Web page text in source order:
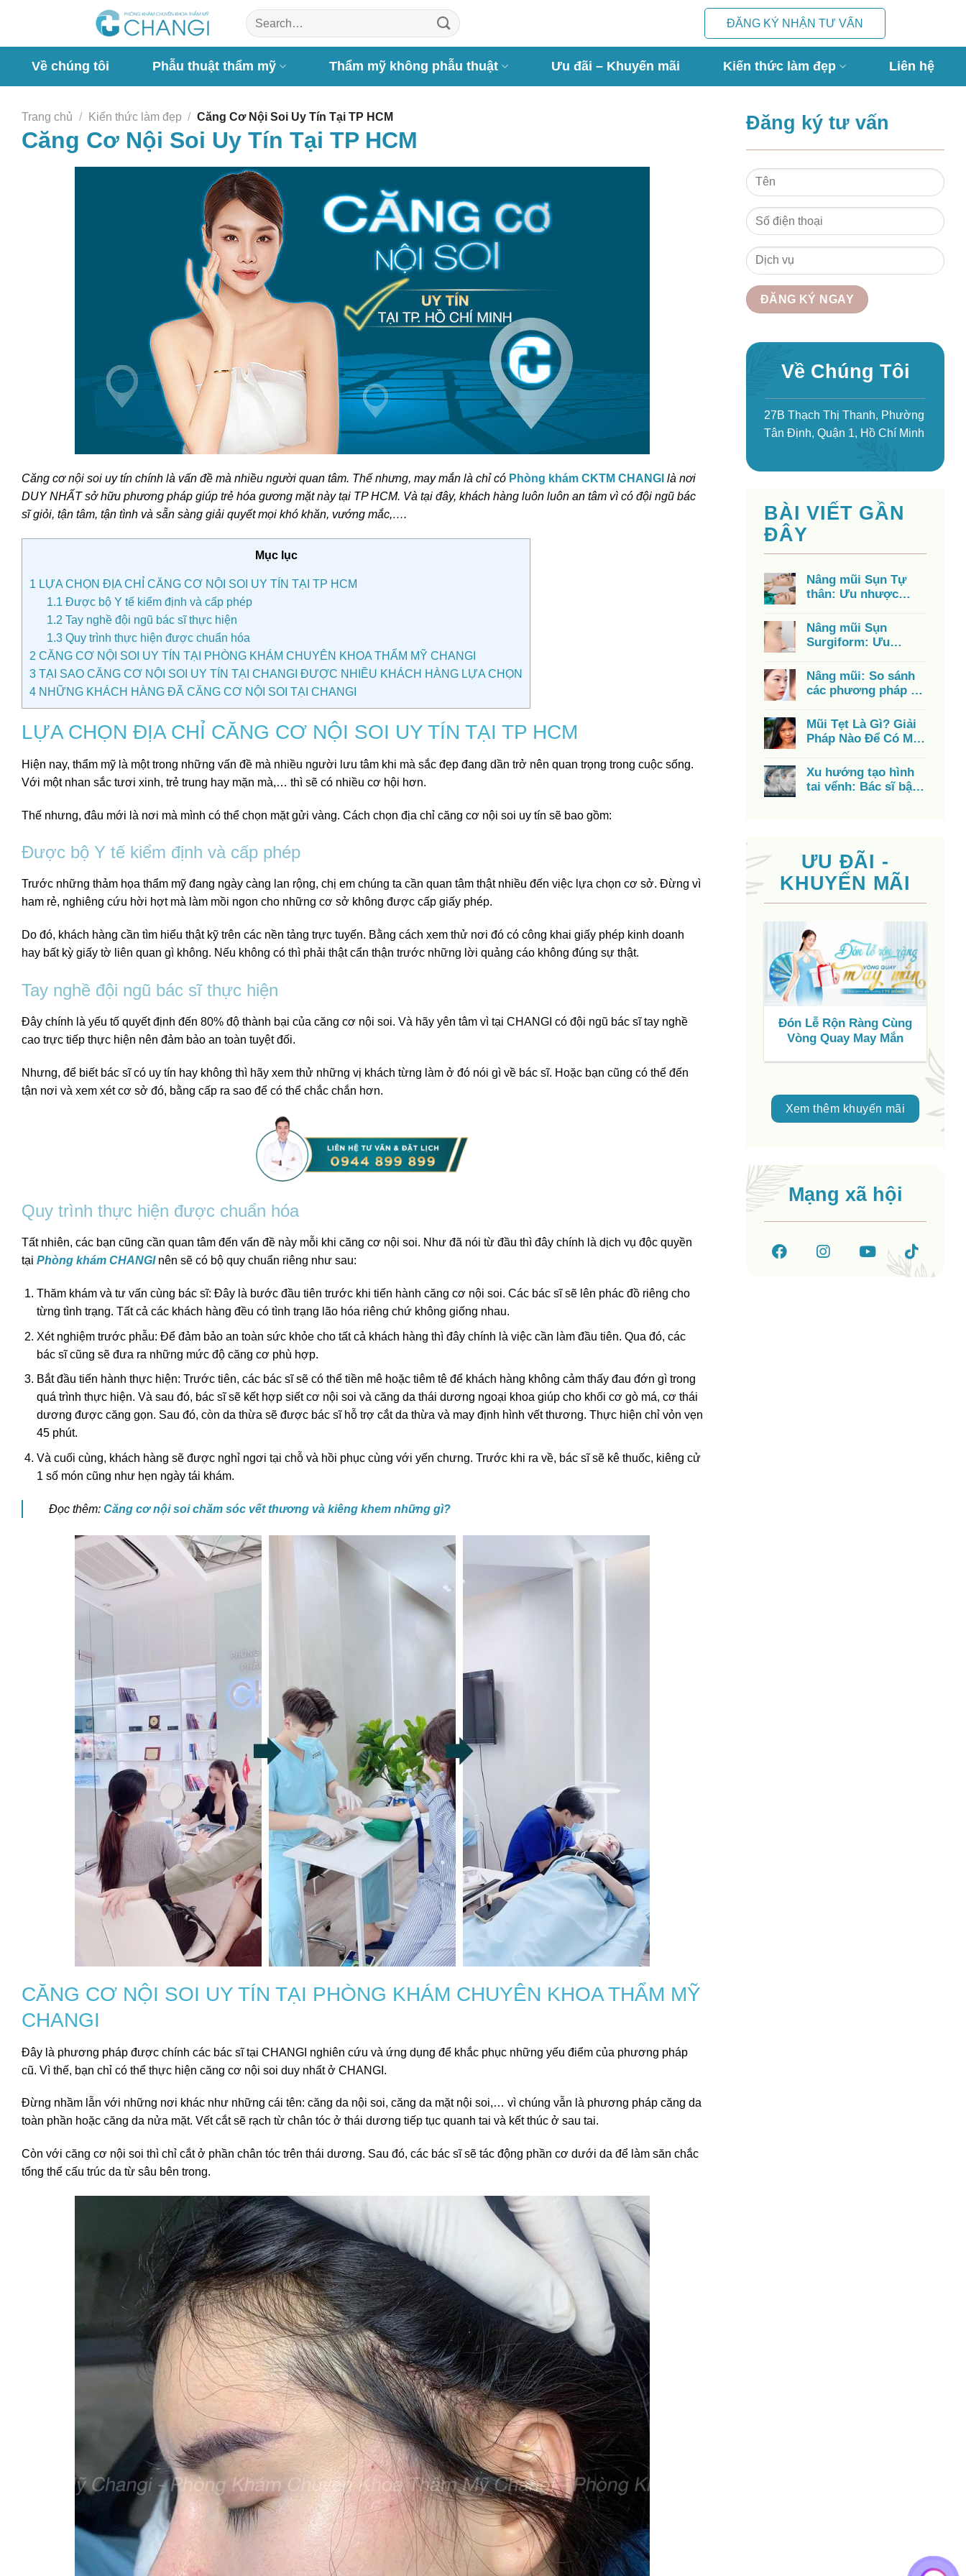
nội
ĐĂNG KÝ NHẬN TƯ VẤN
Về chúng tôi Phẫu thuật thẩm mỹ Thẩm mỹ không phẫu thuật Ưu đãi – Khuyến mãi Kiến thức làm đẹp Liên hệ
Trang chủ / Kiến thức làm đẹp / Căng Cơ Nội Soi Uy Tín Tại TP HCM
Căng Cơ Nội Soi Uy Tín Tại TP HCM
Căng cơ nội soi uy tín chính là vấn đề mà nhiều người quan tâm. Thế nhưng, may mắn là chỉ có Phòng khám CKTM CHANGI là nơi
DUY NHẤT sở hữu phương pháp giúp trẻ hóa gương mặt này tại TP HCM. Và tại đây, khách hàng luôn luôn an tâm vì có đội ngũ bác
sĩ giỏi, tận tâm, tận tình và sẵn sàng giải quyết mọi khó khăn, vướng mắc,….
Mục lục
1 LỰA CHỌN ĐỊA CHỈ CĂNG CƠ NỘI SOI UY TÍN TẠI TP HCM
1.1 Được bộ Y tế kiểm định và cấp phép
1.2 Tay nghề đội ngũ bác sĩ thực hiện
1.3 Quy trình thực hiện được chuẩn hóa
2 CĂNG CƠ NỘI SOI UY TÍN TẠI PHÒNG KHÁM CHUYÊN KHOA THẨM MỸ CHANGI
3 TẠI SAO CĂNG CƠ NỘI SOI UY TÍN TẠI CHANGI ĐƯỢC NHIỀU KHÁCH HÀNG LỰA CHỌN
4 NHỮNG KHÁCH HÀNG ĐÃ CĂNG CƠ NỘI SOI TẠI CHANGI
LỰA CHỌN ĐỊA CHỈ CĂNG CƠ NỘI SOI UY TÍN TẠI TP HCM
Hiện nay, thẩm mỹ là một trong những vấn đề mà nhiều người lưu tâm khi mà sắc đẹp đang dần trở nên quan trọng trong cuộc sống.
Với một nhan sắc tươi xinh, trẻ trung hay mặn mà,… thì sẽ có nhiều cơ hội hơn.
Thế nhưng, đâu mới là nơi mà mình có thể chọn mặt gửi vàng. Cách chọn địa chỉ căng cơ nội soi uy tín sẽ bao gồm:
Được bộ Y tế kiểm định và cấp phép
Trước những thảm họa thẩm mỹ đang ngày càng lan rộng, chị em chúng ta cần quan tâm thật nhiều đến việc lựa chọn cơ sở. Đừng vì
ham rẻ, nghiêng cứu hời hợt mà làm mồi ngon cho những cơ sở không được cấp giấy phép.
Do đó, khách hàng cần tìm hiểu thật kỹ trên các nền tảng trực tuyến. Bằng cách xem thử nơi đó có công khai giấy phép kinh doanh
hay bất kỳ giấy tờ liên quan gì không. Nếu không có thì phải thật cẩn thận trước những lời quảng cáo không đúng sự thật.
Tay nghề đội ngũ bác sĩ thực hiện
Đây chính là yếu tố quyết định đến 80% độ thành bại của căng cơ nội soi. Và hãy yên tâm vì tại CHANGI có đội ngũ bác sĩ tay nghề
cao trực tiếp thực hiện nên đảm bảo an toàn tuyệt đối.
Nhưng, để biết bác sĩ có uy tín hay không thì hãy xem thử những vị khách từng làm ở đó nói gì về bác sĩ. Hoặc bạn cũng có thể đến
tận nơi và xem xét cơ sở đó, bằng cấp ra sao để có thể chắc chắn hơn.
Quy trình thực hiện được chuẩn hóa
Tất nhiên, các bạn cũng cần quan tâm đến vấn đề này mỗi khi căng cơ nội soi. Như đã nói từ đầu thì đây chính là dịch vụ độc quyền
tại Phòng khám CHANGInên sẽ có bộ quy chuẩn riêng như sau:
Thăm khám và tư vấn cùng bác sĩ: Đây là bước đầu tiên trước khi tiến hành căng cơ nội soi. Các bác sĩ sẽ lên phác đồ riêng cho
từng tình trạng. Tất cả các khách hàng đều có tình trạng lão hóa riêng chứ không giống nhau.
Xét nghiệm trước phẫu: Để đảm bảo an toàn sức khỏe cho tất cả khách hàng thì đây chính là việc cần làm đầu tiên. Qua đó, các
bác sĩ cũng sẽ đưa ra những mức độ căng cơ phù hợp.
Bắt đầu tiến hành thực hiện: Trước tiên, các bác sĩ sẽ có thể tiền mê hoặc tiêm tê để khách hàng không cảm thấy đau đớn gì trong
quá trình thực hiện. Và sau đó, bác sĩ sẽ kết hợp siết cơ nội soi và căng da thái dương ngoại khoa giúp cho khối cơ gò má, cơ thái
dương được căng gọn. Sau đó, còn da thừa sẽ được bác sĩ hỗ trợ cắt da thừa và may định hình vết thương. Thực hiện chỉ vỏn vẹn
45 phút.
Và cuối cùng, khách hàng sẽ được nghỉ ngơi tại chỗ và hồi phục cùng với yến chưng. Trước khi ra về, bác sĩ sẽ kê thuốc, kiêng cử
1 số món cũng như hẹn ngày tái khám.
Đọc thêm: Căng cơ nội soi chăm sóc vết thương và kiêng khem những gì?
CĂNG CƠ NỘI SOI UY TÍN TẠI PHÒNG KHÁM CHUYÊN KHOA THẨM MỸ
CHANGI
Đây là phương pháp được chính các bác sĩ tại CHANGI nghiên cứu và ứng dụng để khắc phục những yếu điểm của phương pháp
cũ. Vì thế, bạn chỉ có thể thực hiện căng cơ nội soi duy nhất ở CHANGI.
Đừng nhầm lẫn với những nơi khác như những cái tên: căng da nội soi, căng da mặt nội soi,… vì chúng vẫn là phương pháp căng da
toàn phần hoặc căng da nửa mặt. Vết cắt sẽ rạch từ chân tóc ở thái dương tiếp tục quanh tai và kết thúc ở sau tai.
Còn với căng cơ nội soi thì chỉ cắt ở phần chân tóc trên thái dương. Sau đó, các bác sĩ sẽ tác động phần cơ dưới da để làm săn chắc
tổng thể cấu trúc da từ sâu bên trong.
Đăng ký tư vấn
Về Chúng Tôi
27B Thạch Thị Thanh, Phường
Tân Định, Quận 1, Hồ Chí Minh
BÀI VIẾT GẦN
ĐÂY
Nâng mũi Sụn Tự
thân: Ưu nhược
không?
Nâng mũi Sụn
Surgiform: Ưu
có tốt không?
Nâng mũi: So sánh
các phương pháp từ
điểm
Mũi Tẹt Là Gì? Giải
Pháp Nào Để Có Mũi
Xu hướng tạo hình
tai vểnh: Bác sĩ bật
ƯU ĐÃI -
KHUYẾN MÃI
Đón Lễ Rộn Ràng Cùng
Vòng Quay May Mắn
Xem thêm khuyến mãi
Mạng xã hội